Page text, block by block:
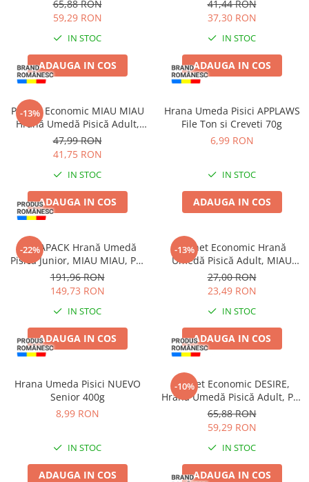
12x85g
65,88 RON
59,29 RON
IN STOC
ADAUGA IN COS
de Iaurt, 16x100g
41,44 RON
37,30 RON
IN STOC
ADAUGA IN COS
-13%
Pachet Economic MIAU MIAU
Hrană Umedă Pisică Adult,
Rață în sos, 24x100g
47,99 RON
41,75 RON
IN STOC
ADAUGA IN COS
Hrana Umeda Pisici APPLAWS
File Ton si Creveti 70g
6,99 RON
IN STOC
ADAUGA IN COS
-22%
MEGAPACK Hrană Umedă
Pisică Junior, MIAU MIAU, Pui
în sos, 96x100g
191,96 RON
149,73 RON
IN STOC
ADAUGA IN COS
-13%
Pachet Economic Hrană
Umedă Pisică Adult, MIAU
MIAU Conservă, Pește, 6x415g
27,00 RON
23,49 RON
IN STOC
ADAUGA IN COS
Hrana Umeda Pisici NUEVO
Senior 400g
8,99 RON
IN STOC
ADAUGA IN COS
-10%
Pachet Economic DESIRE,
Hrană Umedă Pisică Adult, Pui
File și Rață în Supă, 12x70g
65,88 RON
59,29 RON
IN STOC
ADAUGA IN COS